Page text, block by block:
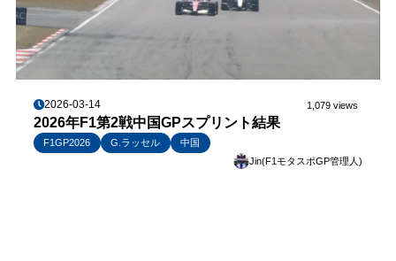
2026-03-14 1,079 views
2026年F1第2戦中国GPスプリント結果
F1GP2026 G.ラッセル
中国
Jin(F1モタスポGP管理人)